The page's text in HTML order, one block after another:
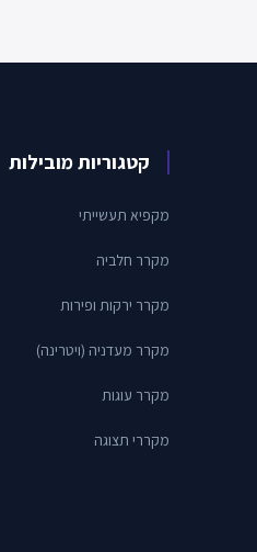
קטגוריות מובילות
מקפיא תעשייתי
מקרר חלביה
מקרר ירקות ופירות
מקרר מעדניה (ויטרינה)
מקרר עוגות
מקררי תצוגה